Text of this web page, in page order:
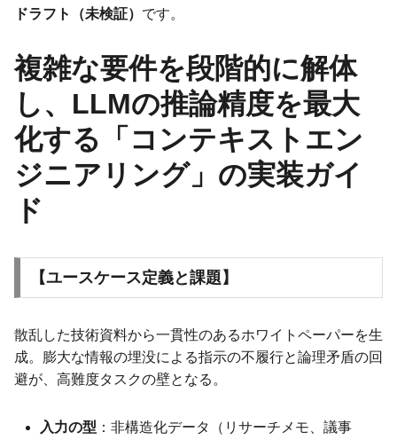
ドラフト（未検証） です。
複雑な要件を段階的に解体
し、LLMの推論精度を最大
化する「コンテキストエン
ジニアリング」の実装ガイ
ド
【ユースケース定義と課題】
散乱した技術資料から一貫性のあるホワイトペーパーを生
成。膨大な情報の埋没による指示の不履行と論理矛盾の回
避が、高難度タスクの壁となる。
入力の型 ：非構造化データ（リサーチメモ、議事